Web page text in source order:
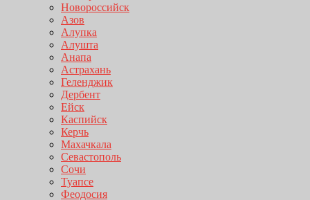
Новороссийск
Азов
Алупка
Алушта
Анапа
Астрахань
Геленджик
Дербент
Ейск
Каспийск
Керчь
Махачкала
Севастополь
Сочи
Туапсе
Феодосия